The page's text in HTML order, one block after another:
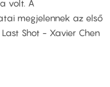
volt. A
megjelennek az első
Shot - Xavier Chen